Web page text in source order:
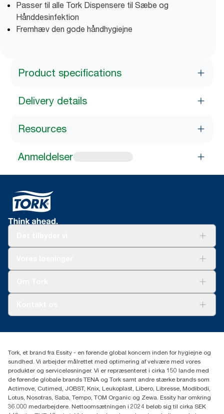
Passer til alle Tork Dispensere til Sæbe og
Hånddesinfektion
Fremhæv den gode håndhygiejne
Product specifications
Delivery details
Resources
Anmeldelser
Smiley-rapport
(+45) 48 16 82 44
Professional Hygiene
Gydevang 33
DK-3450 Allerød
Tork, et brand fra Essity - en førende global koncern inden for hygiejne og
sundhed. Vi arbejder målrettet med optimering af velvære med vores
produkter og serviceløsninger. Vi er repræsenteret i cirka 150 lande med
de førende globale brands TENA og Tork samt andre stærke brands som
Actimove, Cutimed, JOBST, Knix, Leukoplast, Libero, Libresse, Modibodi,
Lotus, Nosotras, Saba, Tempo, TOM Organic og Zewa. Essity har omkring
36.000 medarbejdere. Nettoomsætningen i 2024 beløb sig til cirka SEK